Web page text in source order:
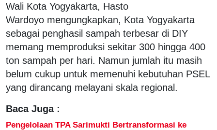
Wali Kota Yogyakarta, Hasto
Wardoyo mengungkapkan, Kota Yogyakarta
sebagai penghasil sampah terbesar di DIY
memang memproduksi sekitar 300 hingga 400
ton sampah per hari. Namun jumlah itu masih
belum cukup untuk memenuhi kebutuhan PSEL
yang dirancang melayani skala regional.
Baca Juga :
Pengelolaan TPA Sarimukti Bertransformasi ke